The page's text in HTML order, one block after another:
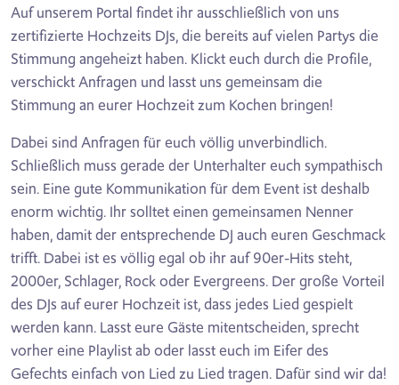
Auf unserem Portal findet ihr ausschließlich von uns
zertifizierte Hochzeits DJs, die bereits auf vielen Partys die
Stimmung angeheizt haben. Klickt euch durch die Profile,
verschickt Anfragen und lasst uns gemeinsam die
Stimmung an eurer Hochzeit zum Kochen bringen!
Dabei sind Anfragen für euch völlig unverbindlich.
Schließlich muss gerade der Unterhalter euch sympathisch
sein. Eine gute Kommunikation für dem Event ist deshalb
enorm wichtig. Ihr solltet einen gemeinsamen Nenner
haben, damit der entsprechende DJ auch euren Geschmack
trifft. Dabei ist es völlig egal ob ihr auf 90er-Hits steht,
2000er, Schlager, Rock oder Evergreens. Der große Vorteil
des DJs auf eurer Hochzeit ist, dass jedes Lied gespielt
werden kann. Lasst eure Gäste mitentscheiden, sprecht
vorher eine Playlist ab oder lasst euch im Eifer des
Gefechts einfach von Lied zu Lied tragen. Dafür sind wir da!